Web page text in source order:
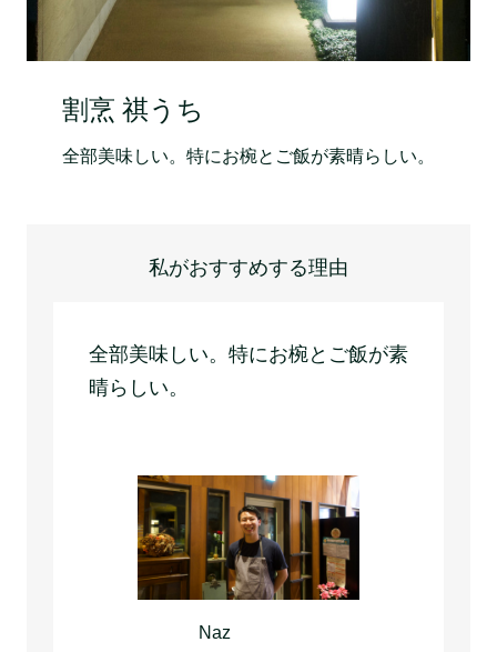
割烹 祺うち
全部美味しい。特にお椀とご飯が素晴らしい。
私がおすすめする理由
全部美味しい。特にお椀とご飯が素
晴らしい。
Naz